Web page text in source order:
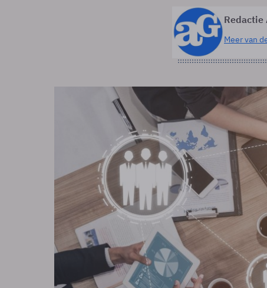
Redactie
Meer van